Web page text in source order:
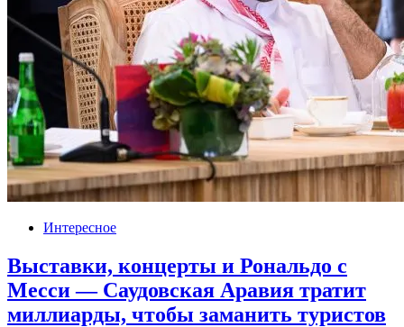
Интересное
Выставки, концерты и Рональдо с
Месси — Саудовская Аравия тратит
миллиарды, чтобы заманить туристов